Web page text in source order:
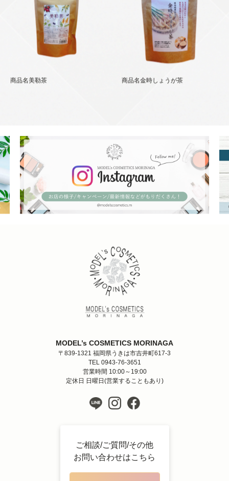
商品名美勒茶 商品名金時しょうが茶
MODEL’s COSMETICS MORINAGA
〒839-1321 福岡県うきは市吉井町617-3
TEL 0943-76-3651
営業時間 10:00～19:00
定休日 日曜日(営業することもあり)
ご相談/ご質問/その他
お問い合わせはこちら